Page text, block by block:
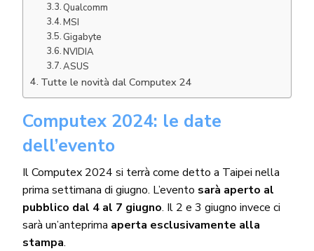
Qualcomm
MSI
Gigabyte
NVIDIA
ASUS
Tutte le novità dal Computex 24
Computex 2024: le date
dell’evento
Il Computex 2024 si terrà come detto a Taipei nella
prima settimana di giugno. L’evento sarà aperto al
pubblico dal 4 al 7 giugno. Il 2 e 3 giugno invece ci
sarà un’anteprima aperta esclusivamente alla
stampa.